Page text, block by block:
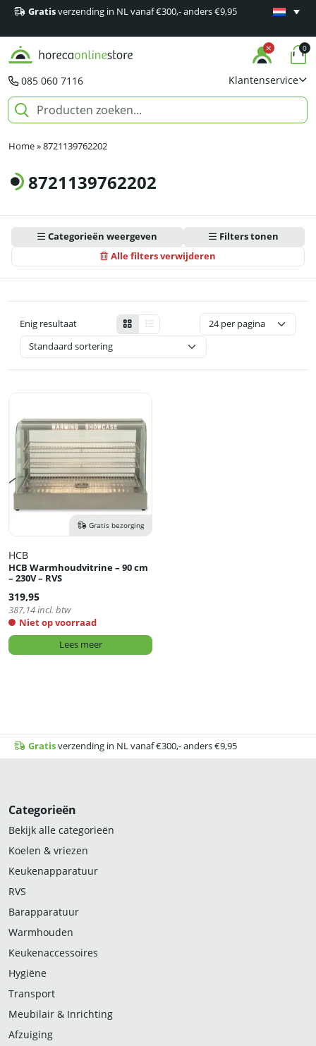
Gratisverzending in NL vanaf €300,- anders €9,95
Minimaal
085 060 7116 Klantenservice
0
Home»8721139762202
8721139762202
Categorieën weergeven
Alle filters verwijderen
Filters tonen
Enig resultaat
Gratis bezorging
HCB
HCB Warmhoudvitrine – 90 cm
– 230V – RVS
319,95
387,14incl. btw
Niet op voorraad
Lees meer
Gratisverzending in NL vanaf €300,- anders €9,95
Categorieën
Bekijk alle categorieën
Koelen & vriezen
Keukenapparatuur
RVS
Barapparatuur
Warmhouden
Keukenaccessoires
Hygiëne
Transport
Meubilair & Inrichting
Afzuiging